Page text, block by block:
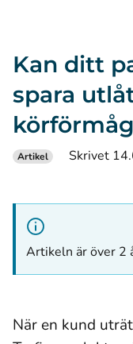
Kan ditt
spara
Artikel Skrivet
Artikeln är över 2
När en kund